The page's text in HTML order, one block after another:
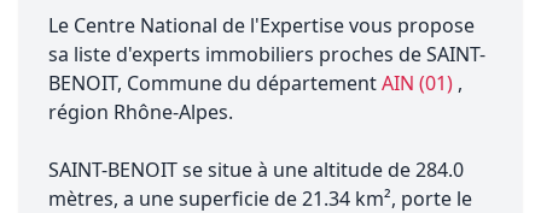
Le Centre National de l'Expertise vous propose
sa liste d'experts immobiliers proches de SAINT-
BENOIT, Commune du départementAIN (01) ,
région Rhône-Alpes.
SAINT-BENOIT se situe à une altitude de 284.0
mètres, a une superficie de 21.34 km², porte le